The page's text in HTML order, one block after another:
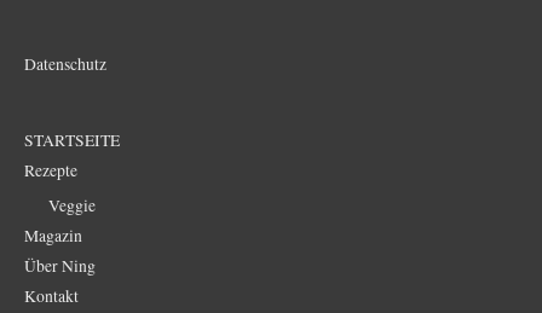
Datenschutz
STARTSEITE
Rezepte
Veggie
Magazin
Über Ning
Kontakt